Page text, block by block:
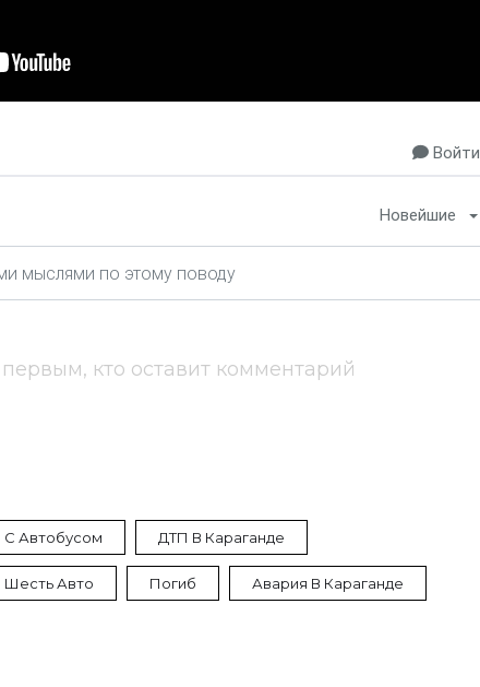
Войти
Новейшие
первым, кто оставит комментарий
Автобусом ДТП В Караганде
Шесть Авто Погиб Авария В Караганде